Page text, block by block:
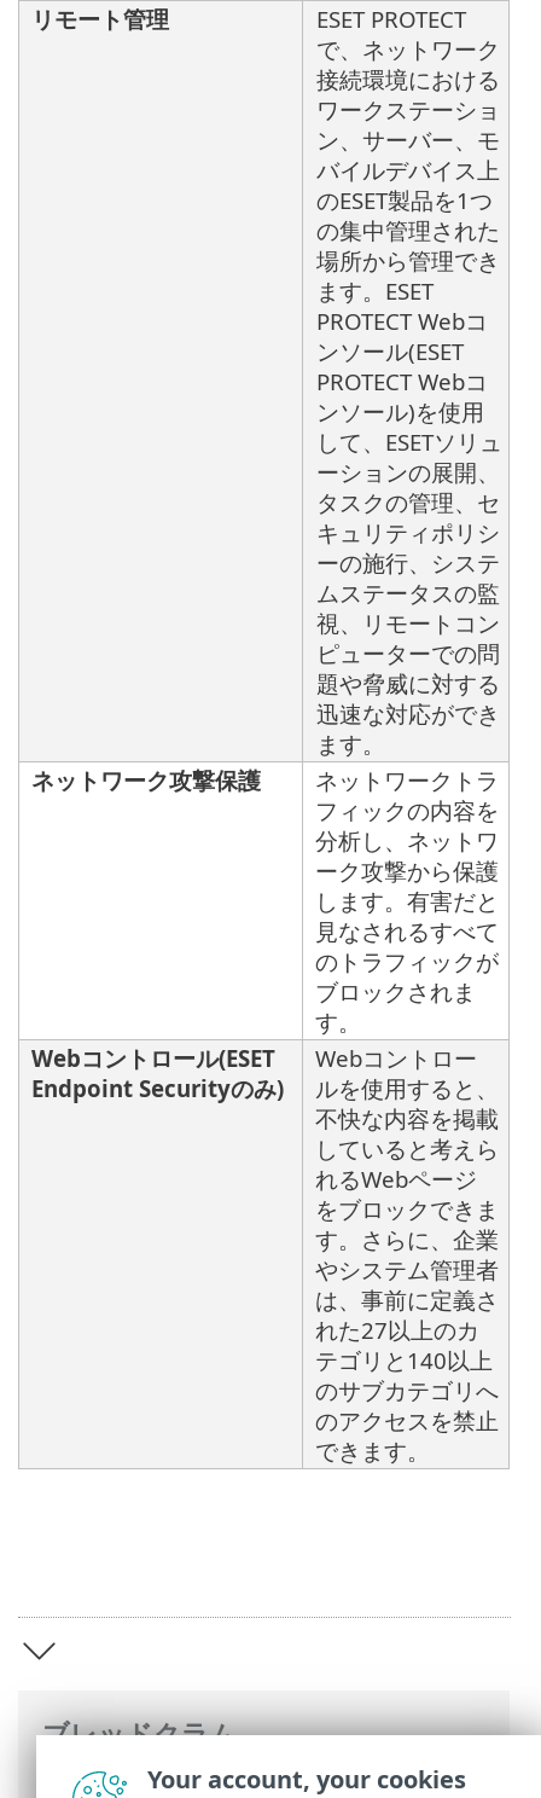
ブレッドクラム
ESETオンラインヘルプ>ESET Endpoint
リモート管理
ESET PROTECT
で、ネットワーク
接続環境における
ワークステーショ
ン、サーバー、モ
バイルデバイス上
のESET製品を1つ
の集中管理された
場所から管理でき
ます。ESET
PROTECT Webコ
ンソール(ESET
PROTECT Webコ
ンソール)を使用
して、ESETソリュ
ーションの展開、
タスクの管理、セ
キュリティポリシ
ーの施行、システ
ムステータスの監
視、リモートコン
ピューターでの問
題や脅威に対する
迅速な対応ができ
ます。
ネットワーク攻撃保護
ネットワークトラ
フィックの内容を
分析し、ネットワ
ーク攻撃から保護
します。有害だと
見なされるすべて
のトラフィックが
ブロックされま
す。
Webコントロール(ESET
Endpoint Securityのみ)
Webコントロー
ルを使用すると、
不快な内容を掲載
していると考えら
れるWebページ
をブロックできま
す。さらに、企業
やシステム管理者
は、事前に定義さ
れた27以上のカ
テゴリと140以上
のサブカテゴリへ
のアクセスを禁止
できます。
Your account, your cookies